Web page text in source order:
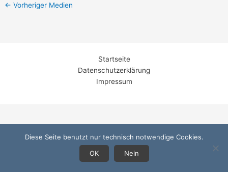
← Vorheriger Medien
Startseite
Datenschutzerklärung
Impressum
Diese Seite benutzt nur technisch notwendige Cookies.
OK
Nein